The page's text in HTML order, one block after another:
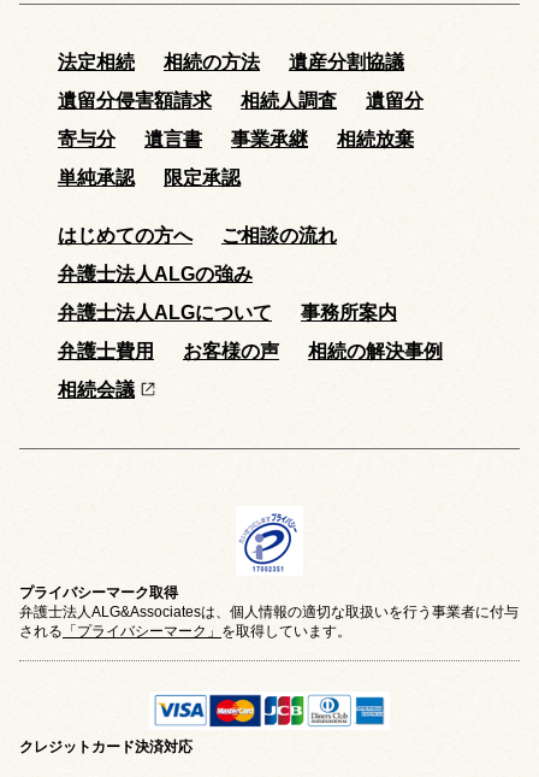
法定相続 相続の方法
遺産分割協議
遺留分侵害額請求
相続人調査
遺留分
寄与分
遺言書 事業承継
相続放棄
単純承認
限定承認
はじめての方へ
ご相談の流れ
弁護士法人ALGの強み
弁護士法人ALGについて
事務所案内
弁護士費用
お客様の声
相続の解決事例
相続会議
プライバシーマーク取得
弁護士法人ALG&Associatesは、個人情報の適切な取扱いを行う事業者に付与
される 「プライバシーマーク」 を取得しています。
クレジットカード決済対応